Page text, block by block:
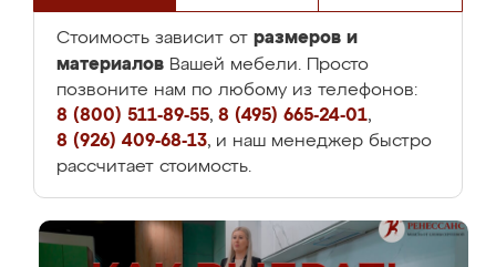
Стоимость зависит от размеров и
материалов Вашей мебели. Просто
позвоните нам по любому из телефонов:
8 (800) 511-89-55, 8 (495) 665-24-01,
8 (926) 409-68-13, и наш менеджер быстро
рассчитает стоимость.